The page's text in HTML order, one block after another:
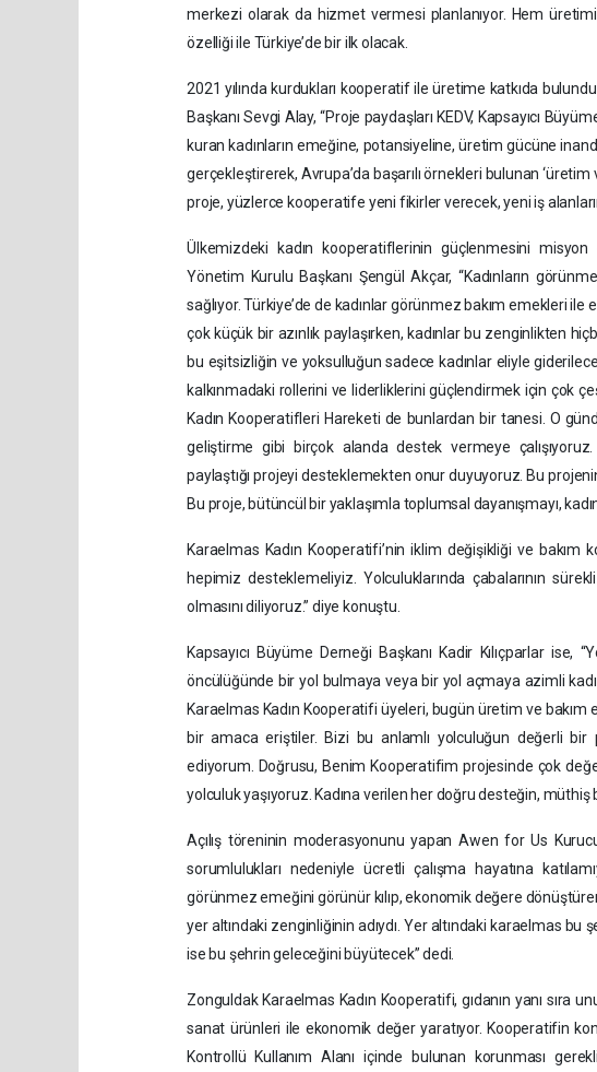
merkezi olarak da hizmet vermesi planlanıyor. Hem
özelliği ile Türkiye’de bir ilk olacak.
2021 yılında kurdukları kooperatif ile üretime katkıda
Başkanı Sevgi Alay, “Proje paydaşları KEDV, Kapsayıcı
kuran kadınların emeğine, potansiyeline, üretim gücüne
gerçekleştirerek, Avrupa’da başarılı örnekleri bulunan
proje, yüzlerce kooperatife yeni fikirler verecek, yeni iş
Ülkemizdeki kadın kooperatiflerinin güçlenmesini
Yönetim Kurulu Başkanı Şengül Akçar, “Kadınların
sağlıyor. Türkiye’de de kadınlar görünmez bakım emekleri
çok küçük bir azınlık paylaşırken, kadınlar bu zenginlikten
bu eşitsizliğin ve yoksulluğun sadece kadınlar eliyle
kalkınmadaki rollerini ve liderliklerini güçlendirmek için çok
Kadın Kooperatifleri Hareketi de bunlardan bir tanesi. O
geliştirme gibi birçok alanda destek vermeye
paylaştığı projeyi desteklemekten onur duyuyoruz. Bu
Bu proje, bütüncül bir yaklaşımla toplumsal dayanışmayı,
Karaelmas Kadın Kooperatifi’nin iklim değişikliği ve
hepimiz desteklemeliyiz. Yolculuklarında çabalarının
olmasını diliyoruz.” diye konuştu.
Kapsayıcı Büyüme Derneği Başkanı Kadir Kılıçparlar ise,
öncülüğünde bir yol bulmaya veya bir yol açmaya azimli
Karaelmas Kadın Kooperatifi üyeleri, bugün üretim ve
bir amaca eriştiler. Bizi bu anlamlı yolculuğun değerli bir
ediyorum. Doğrusu, Benim Kooperatifim projesinde çok
yolculuk yaşıyoruz. Kadına verilen her doğru desteğin, müthiş
Açılış töreninin moderasyonunu yapan Awen for Us
sorumlulukları nedeniyle ücretli çalışma hayatına
görünmez emeğini görünür kılıp, ekonomik değere
yer altındaki zenginliğinin adıydı. Yer altındaki karaelmas
ise bu şehrin geleceğini büyütecek” dedi.
Zonguldak Karaelmas Kadın Kooperatifi, gıdanın yanı
sanat ürünleri ile ekonomik değer yaratıyor. Kooperatifin
Kontrollü Kullanım Alanı içinde bulunan korunması